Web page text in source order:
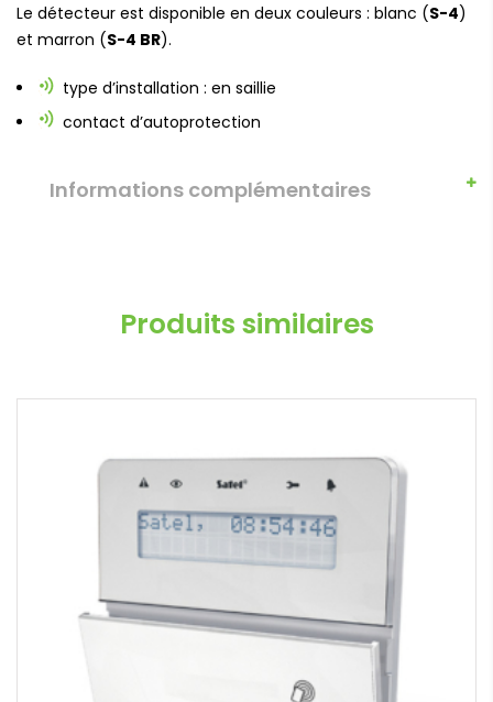
Le détecteur est disponible en deux couleurs : blanc (S-4)
et marron (S-4 BR).
type d’installation : en saillie
contact d’autoprotection
Informations complémentaires
Produits similaires